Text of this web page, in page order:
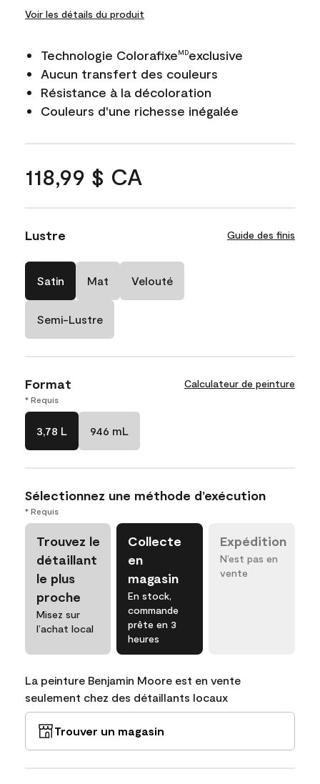
Voir les détails du produit
Technologie ColorafixeMDexclusive
Aucun transfert des couleurs
Résistance à la décoloration
Couleurs d'une richesse inégalée
118,99 $ CA
Lustre Guide des finis
Satin Mat Velouté
Semi-Lustre
Format Calculateur de peinture
* Requis
3,78 L 946 mL
Sélectionnez une méthode d’exécution
* Requis
Trouvez le
détaillant
le plus
proche
Misez sur
l’achat local
Collecte
en
magasin
En stock,
commande
prête en 3
heures
Expédition
N’est pas en
vente
La peinture Benjamin Moore est en vente
seulement chez des détaillants locaux
Trouver un magasin